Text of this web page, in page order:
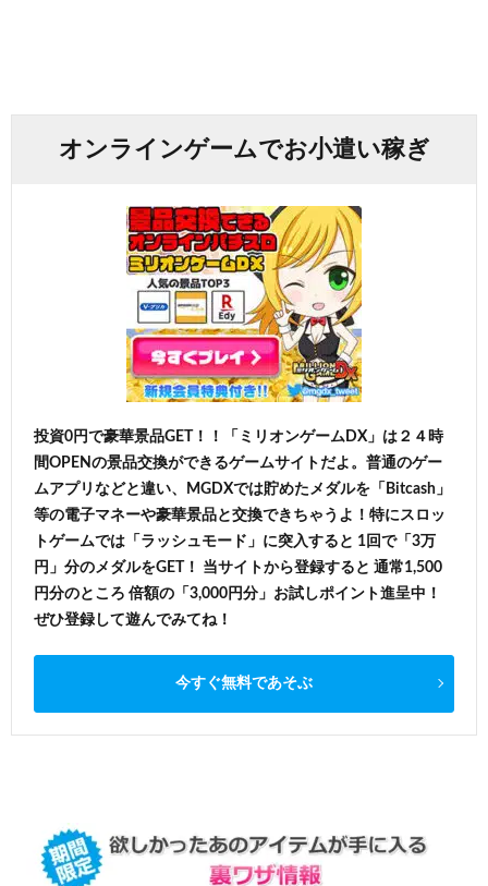
オンラインゲームでお小遣い稼ぎ
投資0円で豪華景品GET！！「ミリオンゲームDX」は２４時
間OPENの景品交換ができるゲームサイトだよ。普通のゲー
ムアプリなどと違い、MGDXでは貯めたメダルを「Bitcash」
等の電子マネーや豪華景品と交換できちゃうよ！特にスロッ
トゲームでは「ラッシュモード」に突入すると 1回で「3万
円」分のメダルをGET！ 当サイトから登録すると 通常1,500
円分のところ 倍額の「3,000円分」お試しポイント進呈中！
ぜひ登録して遊んでみてね！
今すぐ無料であそぶ